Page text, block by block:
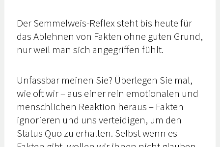
Der Semmelweis-Reflex steht bis heute für
das Ablehnen von Fakten ohne guten Grund,
nur weil man sich angegriffen fühlt.
Unfassbar meinen Sie? Überlegen Sie mal,
wie oft wir – aus einer rein emotionalen und
menschlichen Reaktion heraus – Fakten
ignorieren und uns verteidigen, um den
Status Quo zu erhalten. Selbst wenn es